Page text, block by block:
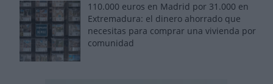
110.000 euros en Madrid por 31.000 en
Extremadura: el dinero ahorrado que
necesitas para comprar una vivienda por
comunidad